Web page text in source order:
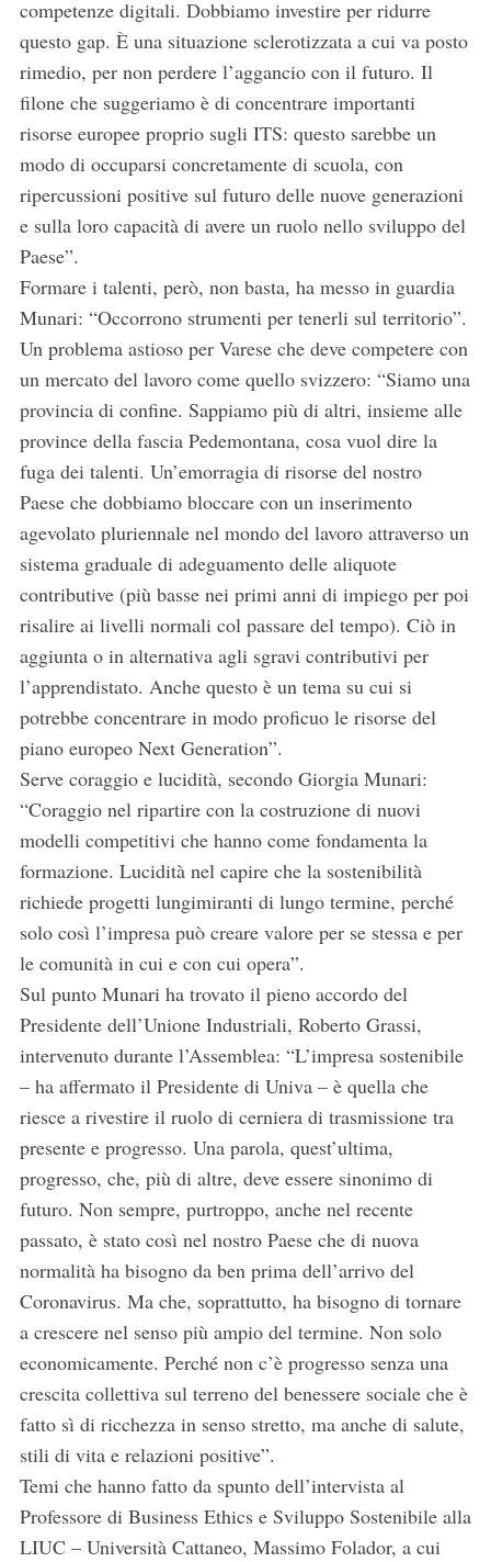
competenze digitali. Dobbiamo investire per ridurre
questo gap. È una situazione sclerotizzata a cui va posto
rimedio, per non perdere l’aggancio con il futuro. Il
filone che suggeriamo è di concentrare importanti
risorse europee proprio sugli ITS: questo sarebbe un
modo di occuparsi concretamente di scuola, con
ripercussioni positive sul futuro delle nuove generazioni
e sulla loro capacità di avere un ruolo nello sviluppo del
Paese”.
Formare i talenti, però, non basta, ha messo in guardia
Munari: “Occorrono strumenti per tenerli sul territorio”.
Un problema astioso per Varese che deve competere con
un mercato del lavoro come quello svizzero: “Siamo una
provincia di confine. Sappiamo più di altri, insieme alle
province della fascia Pedemontana, cosa vuol dire la
fuga dei talenti. Un’emorragia di risorse del nostro
Paese che dobbiamo bloccare con un inserimento
agevolato pluriennale nel mondo del lavoro attraverso un
sistema graduale di adeguamento delle aliquote
contributive (più basse nei primi anni di impiego per poi
risalire ai livelli normali col passare del tempo). Ciò in
aggiunta o in alternativa agli sgravi contributivi per
l’apprendistato. Anche questo è un tema su cui si
potrebbe concentrare in modo proficuo le risorse del
piano europeo Next Generation”.
Serve coraggio e lucidità, secondo Giorgia Munari:
“Coraggio nel ripartire con la costruzione di nuovi
modelli competitivi che hanno come fondamenta la
formazione. Lucidità nel capire che la sostenibilità
richiede progetti lungimiranti di lungo termine, perché
solo così l’impresa può creare valore per se stessa e per
le comunità in cui e con cui opera”.
Sul punto Munari ha trovato il pieno accordo del
Presidente dell’Unione Industriali, Roberto Grassi,
intervenuto durante l’Assemblea: “L’impresa sostenibile
– ha affermato il Presidente di Univa – è quella che
riesce a rivestire il ruolo di cerniera di trasmissione tra
presente e progresso. Una parola, quest’ultima,
progresso, che, più di altre, deve essere sinonimo di
futuro. Non sempre, purtroppo, anche nel recente
passato, è stato così nel nostro Paese che di nuova
normalità ha bisogno da ben prima dell’arrivo del
Coronavirus. Ma che, soprattutto, ha bisogno di tornare
a crescere nel senso più ampio del termine. Non solo
economicamente. Perché non c’è progresso senza una
crescita collettiva sul terreno del benessere sociale che è
fatto sì di ricchezza in senso stretto, ma anche di salute,
stili di vita e relazioni positive”.
Temi che hanno fatto da spunto dell’intervista al
Professore di Business Ethics e Sviluppo Sostenibile alla
LIUC – Università Cattaneo, Massimo Folador, a cui
S
a
c
h
f
: